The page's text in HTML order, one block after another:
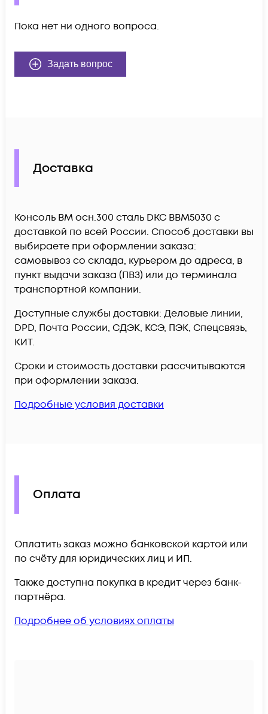
Пока нет ни одного вопроса.
Задать вопрос
Доставка
Консоль BM осн.300 сталь DKC BBM5030 c
доставкой по всей России. Способ доставки вы
выбираете при оформлении заказа:
самовывоз со склада, курьером до адреса, в
пункт выдачи заказа (ПВЗ) или до терминала
транспортной компании.
Доступные службы доставки: Деловые линии,
DPD, Почта России, СДЭК, КСЭ, ПЭК, Спецсвязь,
КИТ.
Сроки и стоимость доставки рассчитываются
при оформлении заказа.
Подробные условия доставки
Оплата
Оплатить заказ можно банковской картой или
по счёту для юридических лиц и ИП.
Также доступна покупка в кредит через банк-
партнёра.
Подробнее об условиях оплаты